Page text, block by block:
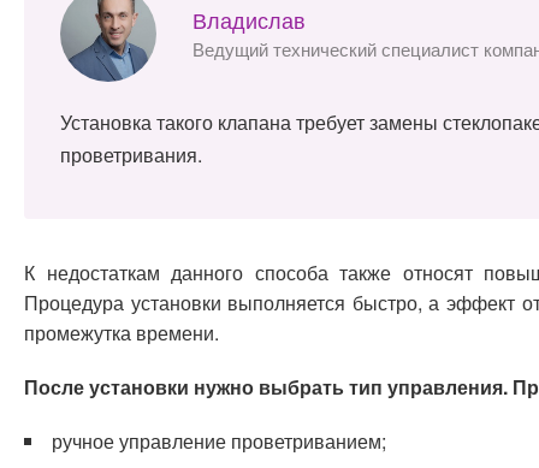
Владислав
Ведущий технический специалист
Установка такого клапана требует замены
проветривания.
К недостаткам данного способа также относят
Процедура установки выполняется быстро, а эффект
промежутка времени.
После установки нужно выбрать тип управления.
ручное управление проветриванием;